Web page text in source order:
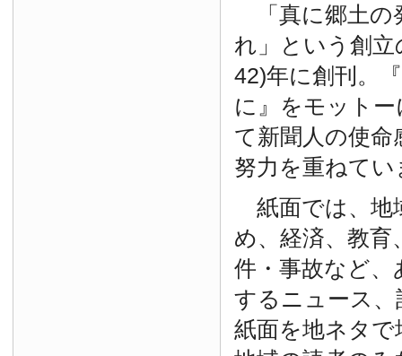
「真に郷土の
れ」という創
42)年に創刊。
に』をモット
て新聞人の使命
努力を重ねてい
紙面では、地
め、経済、教育
件・事故など
するニュース
紙面を地ネタ